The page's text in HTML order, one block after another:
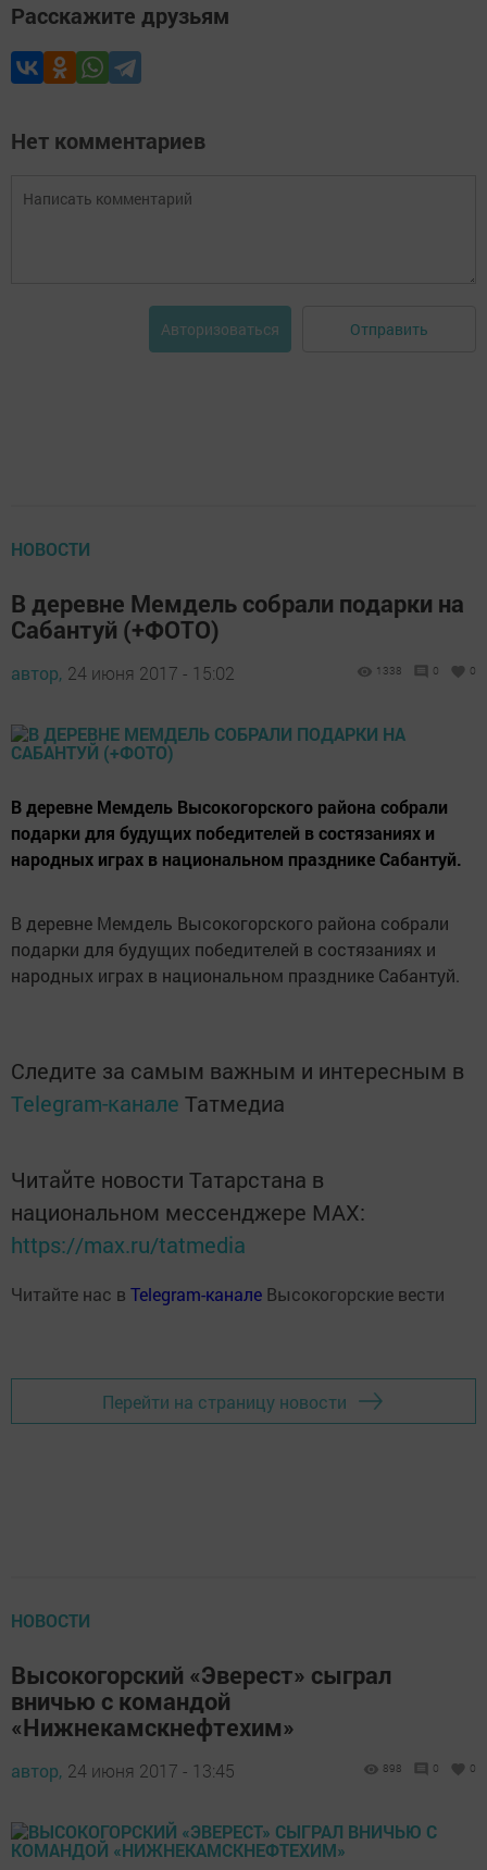
Расскажите друзьям
Нет комментариев
Авторизоваться Отправить
НОВОСТИ
В деревне Мемдель собрали подарки на
Сабантуй (+ФОТО)
автор, 24 июня 2017 - 15:02 1338 0 0
В деревне Мемдель Высокогорского района собрали
подарки для будущих победителей в состязаниях и
народных играх в национальном празднике Сабантуй.
В деревне Мемдель Высокогорского района собрали
подарки для будущих победителей в состязаниях и
народных играх в национальном празднике Сабантуй.
Следите за самым важным и интересным в
Telegram-канале Татмедиа
Читайте новости Татарстана в
национальном мессенджере MАХ:
https://max.ru/tatmedia
Читайте нас в Telegram-канале Высокогорские вести
Перейти на страницу новости
НОВОСТИ
Высокогорский «Эверест» сыграл
вничью с командой
«Нижнекамскнефтехим»
автор, 24 июня 2017 - 13:45 898 0 0